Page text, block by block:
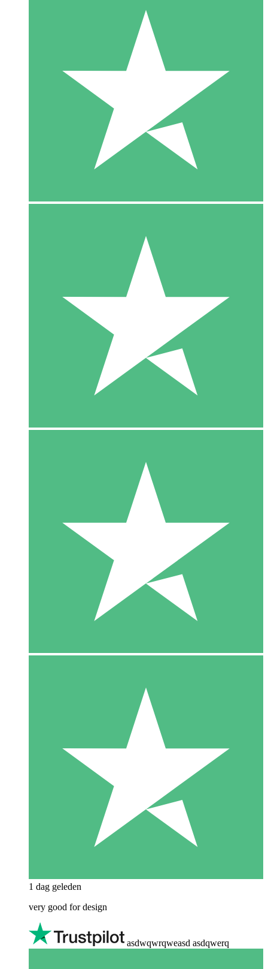
1 dag geleden
very good for design
asdwqwrqweasd asdqwerq